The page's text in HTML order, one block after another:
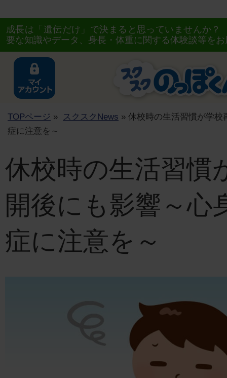
成長は「遺伝だけ」で決まると思っていませんか
要な知識やデータ、身長・体重に関する体験談等を
TOPページ » スクスクNews » 休校時の生活習慣が学
症に注意を～
休校時の生活習慣
開後にも影響～心
症に注意を～